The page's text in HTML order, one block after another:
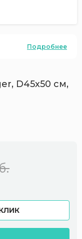
Подробнее
D45х50 см,